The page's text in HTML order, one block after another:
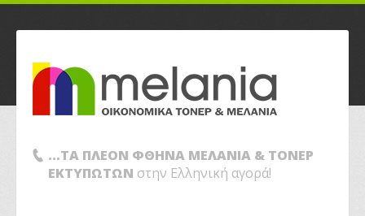
...ΤΑ ΠΛΕΟΝ ΦΘΗΝΑ ΜΕΛΑΝΙΑ & ΤΟΝΕΡ
ΕΚΤΥΠΩΤΩΝ στην Ελληνική αγορά!